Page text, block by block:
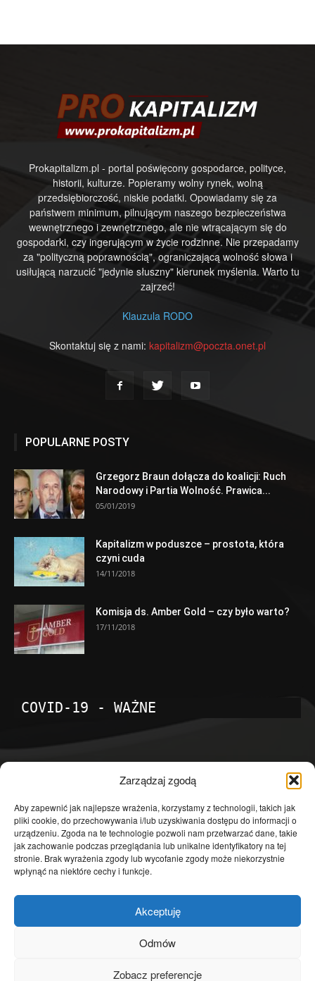
Zarządzaj zgodą
Aby zapewnić jak najlepsze wrażenia, korzystamy z technologii, takich jak
pliki cookie, do przechowywania i/lub uzyskiwania dostępu do informacji o
urządzeniu. Zgoda na te technologie pozwoli nam przetwarzać dane, takie
jak zachowanie podczas przeglądania lub unikalne identyfikatory na tej
stronie. Brak wyrażenia zgody lub wycofanie zgody może niekorzystnie
wpłynąć na niektóre cechy i funkcje.
Akceptuję
Odmów
Zobacz preferencje
Prokapitalizm.pl - portal poświęcony gospodarce, polityce,
historii, kulturze. Popieramy wolny rynek, wolną
przedsiębiorczość, niskie podatki. Opowiadamy się za
państwem minimum, pilnującym naszego bezpieczeństwa
wewnętrznego i zewnętrznego, ale nie wtrącającym się do
gospodarki, czy ingerującym w życie rodzinne. Nie przepadamy
za "polityczną poprawnością", ograniczającą wolność słowa i
usiłującą narzucić "jedynie słuszny" kierunek myślenia. Warto tu
zajrzeć!
Klauzula RODO
Skontaktuj się z nami: kapitalizm@poczta.onet.pl
POPULARNE POSTY
Grzegorz Braun dołącza do koalicji: Ruch
Narodowy i Partia Wolność. Prawica...
05/01/2019
Kapitalizm w poduszce – prostota, która
czyni cuda
14/11/2018
Komisja ds. Amber Gold – czy było warto?
17/11/2018
COVID-19 - WAŻNE
Temat dnia
4601
Publicystyka
4363
Polityka
3639
Polska
Społeczeństwo
2823